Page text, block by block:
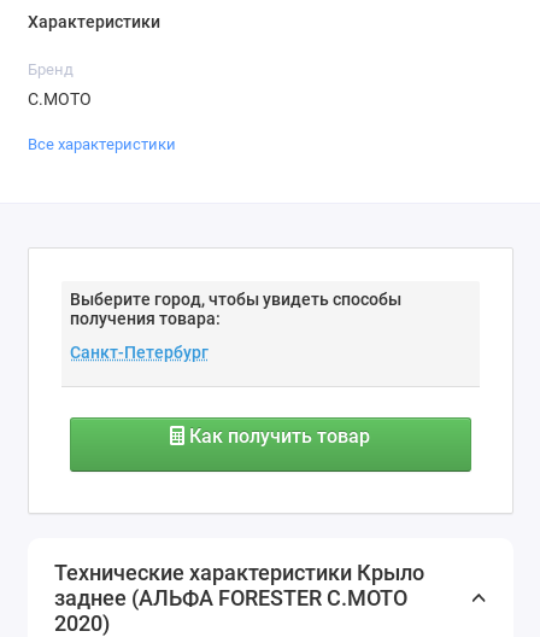
Характеристики
Бренд
С.МОТО
Все характеристики
Выберите город, чтобы увидеть способы
получения товара:
Как получить товар
Технические характеристики Крыло
заднее (АЛЬФА FORESTER С.МОТО
2020)